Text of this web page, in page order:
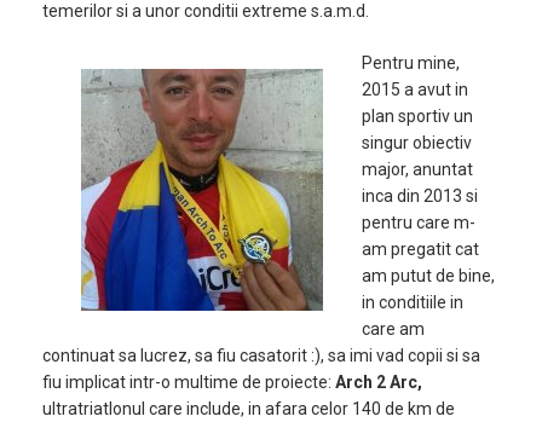
temerilor si a unor conditii extreme s.a.m.d.
Pentru mine,
2015 a avut in
plan sportiv un
singur obiectiv
major, anuntat
inca din 2013 si
pentru care m-
am pregatit cat
am putut de bine,
in conditiile in
care am
continuat sa lucrez, sa fiu casatorit :), sa imi vad copii si sa
fiu implicat intr-o multime de proiecte: Arch 2 Arc,
ultratriatlonul care include, in afara celor 140 de km de